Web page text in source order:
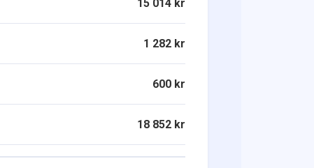
15 014 kr
1 282 kr
600 kr
18 852 kr